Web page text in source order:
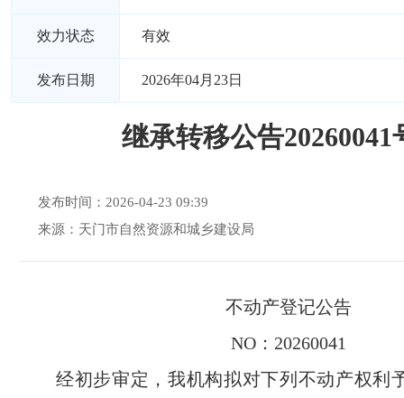
效力状态 有效
发布日期 2026年04月23日
继承转移公告20260041
发布时间：2026-04-23 09:39
来源：天门市自然资源和城乡建设局
不动产登记公告
NO：20260041
经初步审定，我机构拟对下列不动产权利